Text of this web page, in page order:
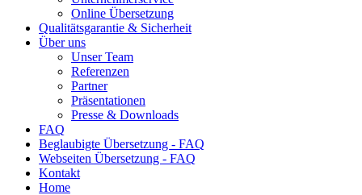
Online Übersetzung
Qualitätsgarantie & Sicherheit
Über uns
Unser Team
Referenzen
Partner
Präsentationen
Presse & Downloads
FAQ
Beglaubigte Übersetzung - FAQ
Webseiten Übersetzung - FAQ
Kontakt
Home